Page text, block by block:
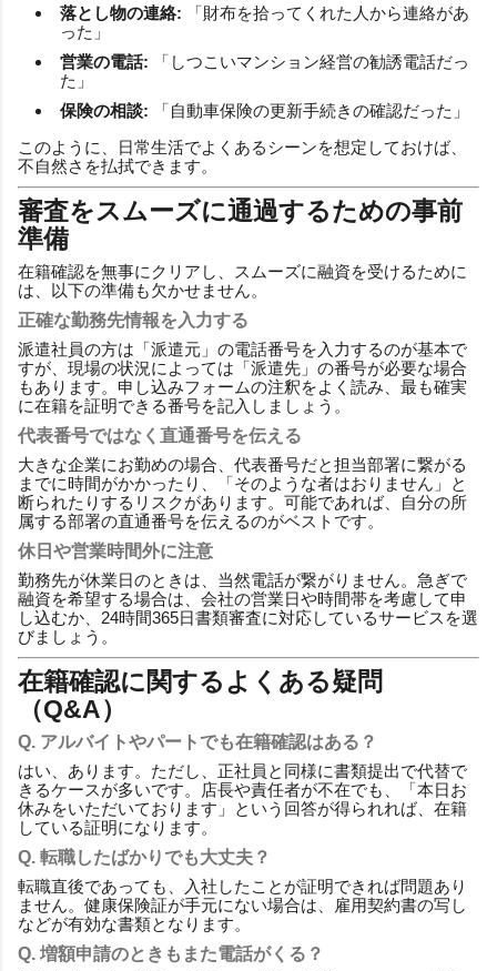
落とし物の連絡: 「財布を拾ってくれた人から連絡があ
った」
営業の電話: 「しつこいマンション経営の勧誘電話だっ
た」
保険の相談: 「自動車保険の更新手続きの確認だった」
このように、日常生活でよくあるシーンを想定しておけば、
不自然さを払拭できます。
審査をスムーズに通過するための事前
準備
在籍確認を無事にクリアし、スムーズに融資を受けるために
は、以下の準備も欠かせません。
正確な勤務先情報を入力する
派遣社員の方は「派遣元」の電話番号を入力するのが基本で
すが、現場の状況によっては「派遣先」の番号が必要な場合
もあります。申し込みフォームの注釈をよく読み、最も確実
に在籍を証明できる番号を記入しましょう。
代表番号ではなく直通番号を伝える
大きな企業にお勤めの場合、代表番号だと担当部署に繋がる
までに時間がかかったり、「そのような者はおりません」と
断られたりするリスクがあります。可能であれば、自分の所
属する部署の直通番号を伝えるのがベストです。
休日や営業時間外に注意
勤務先が休業日のときは、当然電話が繋がりません。急ぎで
融資を希望する場合は、会社の営業日や時間帯を考慮して申
し込むか、24時間365日書類審査に対応しているサービスを選
びましょう。
在籍確認に関するよくある疑問
（Q&A）
Q. アルバイトやパートでも在籍確認はある？
はい、あります。ただし、正社員と同様に書類提出で代替で
きるケースが多いです。店長や責任者が不在でも、「本日お
休みをいただいております」という回答が得られれば、在籍
している証明になります。
Q. 転職したばかりでも大丈夫？
転職直後であっても、入社したことが証明できれば問題あり
ません。健康保険証が手元にない場合は、雇用契約書の写し
などが有効な書類となります。
Q. 増額申請のときもまた電話がくる？